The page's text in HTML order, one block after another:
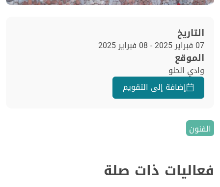
التاريخ
07 فبراير 2025 - 08 فبراير 2025
الموقع
وادي الحلو
إضافة إلى التقويم
الفنون
فعاليات ذات صلة